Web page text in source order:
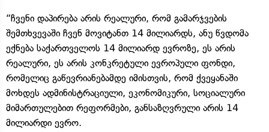
“ჩვენი დაპირება არის რეალური, რომ გამარჯვების
შემთხვევაში ჩვენ მოვიტანთ 14 მილიარდს, ანუ წვდომა
ექნება საქართველოს 14 მილიარდ ევროზე, ეს არის
რეალური, ეს არის კონკრეტული ევროპული ფონდი,
რომელიც გაწევრიანებამდე იმისთვის, რომ ქვეყანაში
მოხდეს ადმინისტრაციული, ეკონომიკური, სოციალური
მიმართულებით რეფორმები, განსაზღვრული არის 14
მილიარდი ევრო.